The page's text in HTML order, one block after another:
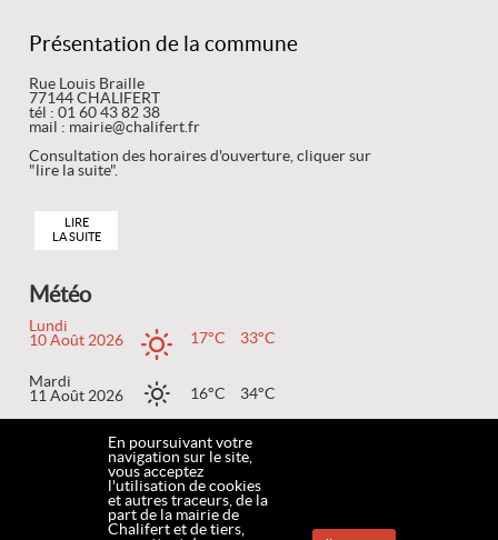
Présentation de la commune
Rue Louis Braille
77144 CHALIFERT
tél : 01 60 43 82 38
mail : mairie@chalifert.fr
Consultation des horaires d'ouverture, cliquer sur
"lire la suite".
LIRE
LA SUITE
Météo
Lundi
10 Août 2026
17°C 33°C
Mardi
11 Août 2026
16°C 34°C
12 Août 2026
18°C 37°C
MENTIONS LÉGALES DONNÉES PERSONNELLES COOKIES
En poursuivant votre
navigation sur le site,
vous acceptez
l'utilisation de cookies
et autres traceurs, de la
part de la mairie de
Chalifert et de tiers,